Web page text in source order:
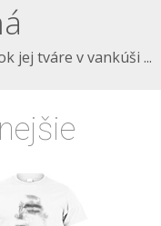
jej tváre v vankúši ...